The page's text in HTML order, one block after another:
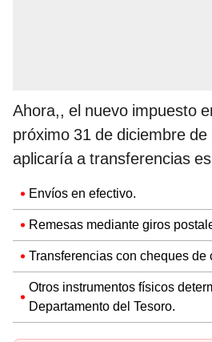
Ahora,, el nuevo impuesto
próximo 31 de diciembre
aplicaría a transferencias
Envíos en efectivo.
Remesas mediante giros
Transferencias con cheques de
Otros instrumentos físicos
Departamento del Tesoro.